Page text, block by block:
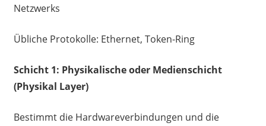
Netzwerks
Übliche Protokolle: Ethernet, Token-Ring
Schicht 1: Physikalische oder Medienschicht
(Physikal Layer)
Bestimmt die Hardwareverbindungen und die